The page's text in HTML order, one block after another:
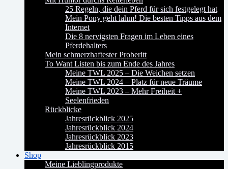
25 Regeln, die dein Pferd für sich festgelegt hat
Mein Pony geht lahm! Die besten Tipps aus dem
Internet
Die 8 nervigsten Fragen im Leben eines
Pferdehalters
Mein schmerzhaftester Proberitt
To Want Listen bis zum Ende des Jahres
Meine TWL 2025 – Die Weichen setzen
Meine TWL 2024 – Platz für neue Träume
Meine TWL 2023 – Mehr Freiheit +
Seelenfrieden
Rückblicke
Jahresrückblick 2025
Jahresrückblick 2024
Jahresrückblick 2023
Jahresrückblick 2015
Shop
Meine Lieblingprodukte